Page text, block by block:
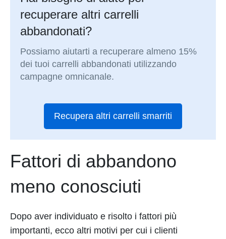
recuperare altri carrelli
abbandonati?
Possiamo aiutarti a recuperare almeno 15%
dei tuoi carrelli abbandonati utilizzando
campagne omnicanale.
Recupera altri carrelli smarriti
Fattori di abbandono
meno conosciuti
Dopo aver individuato e risolto i fattori più
importanti, ecco altri motivi per cui i clienti